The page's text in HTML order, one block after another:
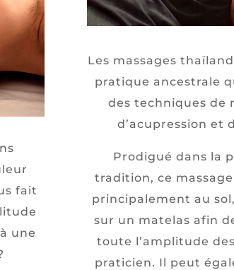
fait
une
Les massages
pratique ancestrale
des techniques de
d’acupression et
Prodigué dans la
tradition, ce
principalement au
sur un matelas afin
toute l’amplitude
praticien. Il peut